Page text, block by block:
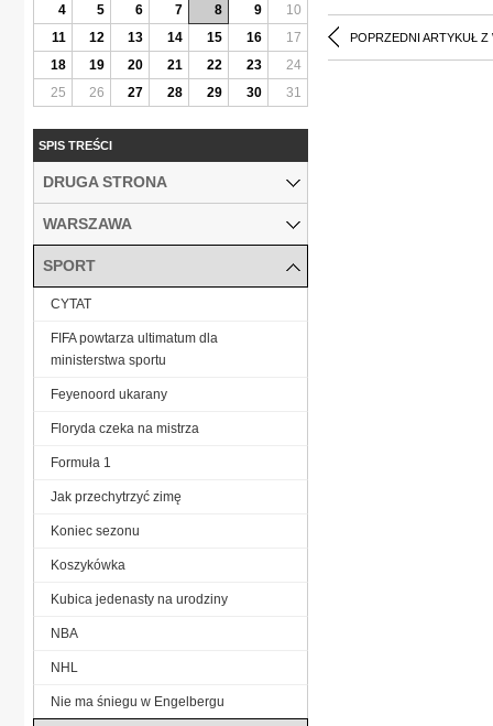
POPRZEDNI ARTYKUŁ Z
4
5 6 7 8 9
10
11
12 13 14 15 16
17
18
19 20 21 22 23
24
25
26 27 28 29 30 31
SPIS TREŚCI
DRUGA STRONA
WARSZAWA
SPORT
CYTAT
FIFA powtarza ultimatum dla
ministerstwa sportu
Feyenoord ukarany
Floryda czeka na mistrza
Formuła 1
Jak przechytrzyć zimę
Koniec sezonu
Koszykówka
Kubica jedenasty na urodziny
NBA
NHL
Nie ma śniegu w Engelbergu